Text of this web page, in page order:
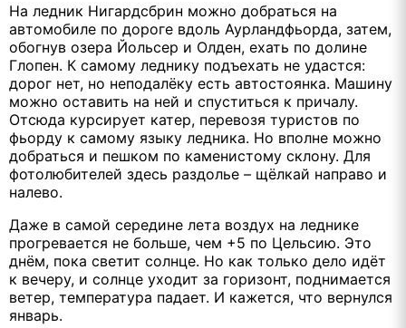
На ледник Нигардсбрин можно добраться на
автомобиле по дороге вдоль Аурландфьорда, затем,
обогнув озера Йольсер и Олден, ехать по долине
Глопен. К самому леднику подъехать не удастся:
дорог нет, но неподалёку есть автостоянка. Машину
можно оставить на ней и спуститься к причалу.
Отсюда курсирует катер, перевозя туристов по
фьорду к самому языку ледника. Но вполне можно
добраться и пешком по каменистому склону. Для
фотолюбителей здесь раздолье – щёлкай направо и
налево.
Даже в самой середине лета воздух на леднике
прогревается не больше, чем +5 по Цельсию. Это
днём, пока светит солнце. Но как только дело идёт
к вечеру, и солнце уходит за горизонт, поднимается
ветер, температура падает. И кажется, что вернулся
январь.